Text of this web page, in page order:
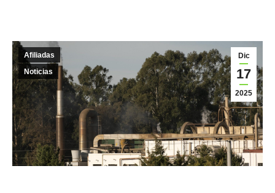
Dic
17
2025
Afiliadas
Noticias